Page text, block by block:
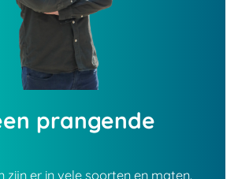
prangende
zijn er in vele soorten en maten.